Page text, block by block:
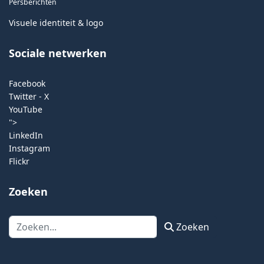
Persberichten
Visuele identiteit & logo
Sociale netwerken
Facebook
Twitter - X
YouTube
">
LinkedIn
Instagram
Flickr
Zoeken
Zoeken Zoeken